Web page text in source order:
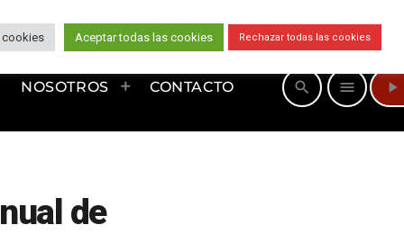
NOSOTROS CONTACTO search menu play_arrow
de
cookies Aceptar todas las cookies Rechazar todas las cookies